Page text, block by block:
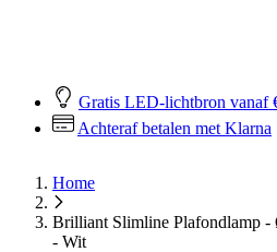
Gratis LED-lichtbron vanaf
Achteraf betalen met Klarna
Home
Brilliant Slimline Plafondlamp
- Wit